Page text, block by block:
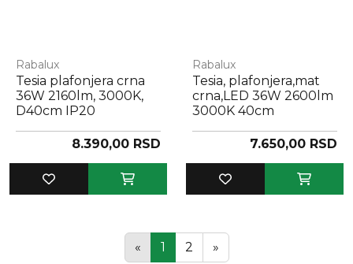
Rabalux
Tesia plafonjera crna
36W 2160lm, 3000K,
D40cm IP20
8.390,00 RSD
Rabalux
Tesia, plafonjera,mat
crna,LED 36W 2600lm
3000K 40cm
7.650,00 RSD
« 1 2 »